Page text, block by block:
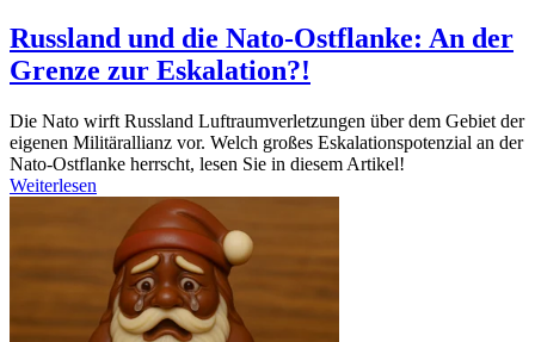
Russland und die Nato-Ostflanke: An der
Grenze zur Eskalation?!
Die Nato wirft Russland Luftraumverletzungen über dem Gebiet der
eigenen Militärallianz vor. Welch großes Eskalationspotenzial an der
Nato-Ostflanke herrscht, lesen Sie in diesem Artikel!
Weiterlesen